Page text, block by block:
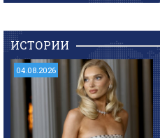
ИСТОРИИ
04.08.2026